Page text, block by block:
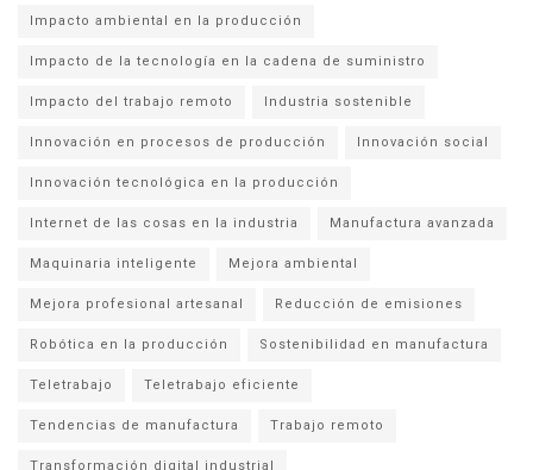
Impacto ambiental en la producción
Impacto de la tecnología en la cadena de suministro
Impacto del trabajo remoto Industria sostenible
Innovación en procesos de producción Innovación social
Innovación tecnológica en la producción
Internet de las cosas en la industria Manufactura avanzada
Maquinaria inteligente Mejora ambiental
Mejora profesional artesanal Reducción de emisiones
Robótica en la producción Sostenibilidad en manufactura
Teletrabajo Teletrabajo eficiente
Tendencias de manufactura Trabajo remoto
Transformación digital industrial